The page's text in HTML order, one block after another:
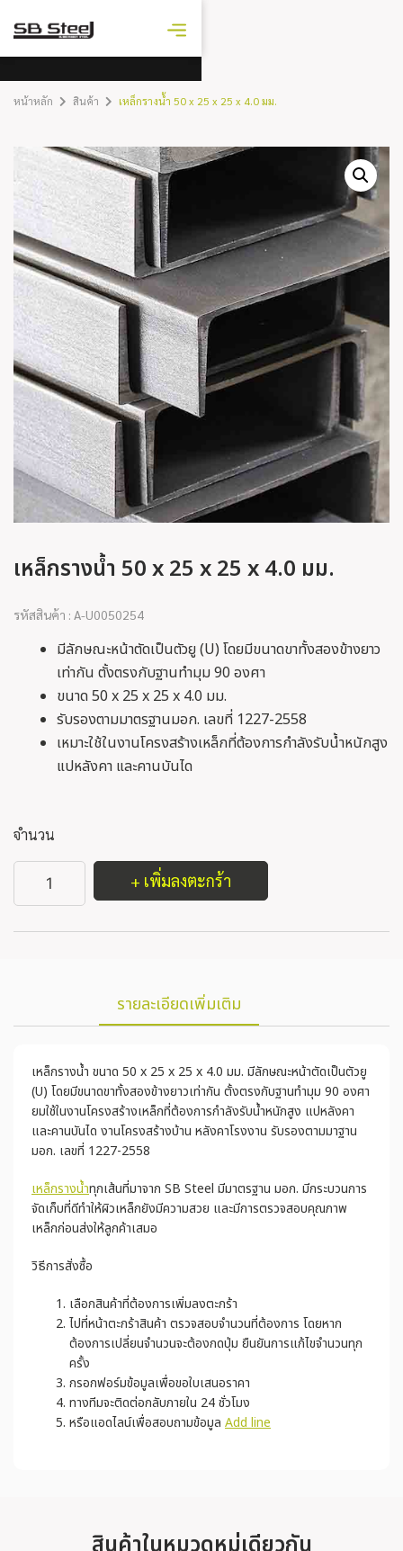
ราคาเหล็ก
หน้าหลัก สินค้า เหล็กรางน้ำ 50 x 25 x 25 x 4.0 มม.
เหล็กรางน้ำ 50 x 25 x 25 x 4.0 มม.
รหัสสินค้า : A-U0050254
มีลักษณะหน้าตัดเป็นตัวยู (U) โดยมีขนาดขาทั้งสองข้างยาว
เท่ากัน ตั้งตรงกับฐานทำมุม 90 องศา
ขนาด 50 x 25 x 25 x 4.0 มม.
รับรองตามมาตรฐานมอก. เลขที่ 1227-2558
เหมาะใช้ในงานโครงสร้างเหล็กที่ต้องการกำลังรับน้ำหนักสูง
แปหลังคา และคานบันได
จำนวน
+ เพิ่มลงตะกร้า
รายละเอียดเพิ่มเติม
เหล็กรางน้ำ ขนาด 50 x 25 x 25 x 4.0 มม. มีลักษณะหน้าตัดเป็นตัวยู
(U) โดยมีขนาดขาทั้งสองข้างยาวเท่ากัน ตั้งตรงกับฐานทำมุม 90 องศา
ยมใช้ในงานโครงสร้างเหล็กที่ต้องการกำลังรับน้ำหนักสูง แปหลังคา
และคานบันได งานโครงสร้างบ้าน หลังคาโรงงาน รับรองตามมาฐาน
มอก. เลขที่ 1227-2558
เหล็กรางน้ำทุกเส้นที่มาจาก SB Steel มีมาตรฐาน มอก. มีกระบวนการ
จัดเก็บที่ดีทำให้ผิวเหล็กยังมีความสวย และมีการตรวจสอบคุณภาพ
เหล็กก่อนส่งให้ลูกค้าเสมอ
วิธีการสั่งซื้อ
เลือกสินค้าที่ต้องการเพิ่มลงตะกร้า
ไปที่หน้าตะกร้าสินค้า ตรวจสอบจำนวนที่ต้องการ โดยหาก
ต้องการเปลี่ยนจำนวนจะต้องกดปุ่ม ยืนยันการแก้ไขจำนวนทุก
ครั้ง
กรอกฟอร์มข้อมูลเพื่อขอใบเสนอราคา
ทางทีมจะติดต่อกลับภายใน 24 ชั่วโมง
หรือแอดไลน์เพื่อสอบถามข้อมูล Add line